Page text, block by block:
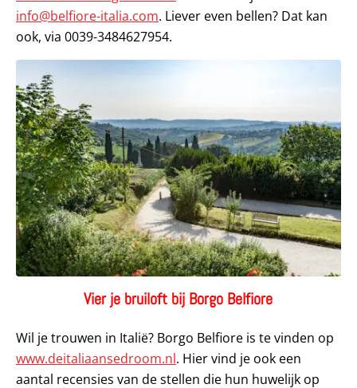
info@belfiore-italia.com. Liever even bellen? Dat kan
ook, via 0039-3484627954.
Vier je bruiloft bij Borgo Belfiore
Wil je trouwen in Italië? Borgo Belfiore is te vinden op
www.deitaliaansedroom.nl. Hier vind je ook een
aantal recensies van de stellen die hun huwelijk op